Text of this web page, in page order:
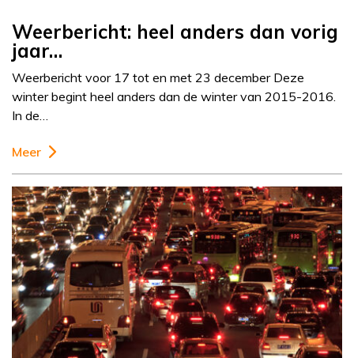
Weerbericht: heel anders dan vorig
jaar…
Weerbericht voor 17 tot en met 23 december Deze
winter begint heel anders dan de winter van 2015-2016.
In de…
Meer